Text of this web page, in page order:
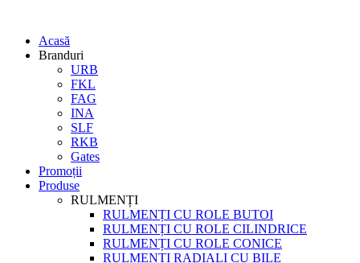
Acasă
Branduri
URB
FKL
FAG
INA
SLF
RKB
Gates
Promoții
Produse
RULMENȚI
RULMENȚI CU ROLE BUTOI
RULMENȚI CU ROLE CILINDRICE
RULMENȚI CU ROLE CONICE
RULMENȚI RADIALI CU BILE